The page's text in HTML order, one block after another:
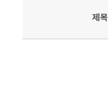
제목